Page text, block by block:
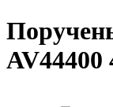
AV44400